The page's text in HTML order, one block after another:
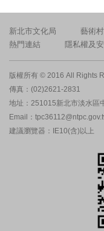
新北市文化局 藝術村
熱門連結
隱私權及
版權所有 © 2016 All Rights
傳真：(02)2621-2831
地址：251015新北市淡水區
Email：
建議瀏覽器：IE10(含)以上